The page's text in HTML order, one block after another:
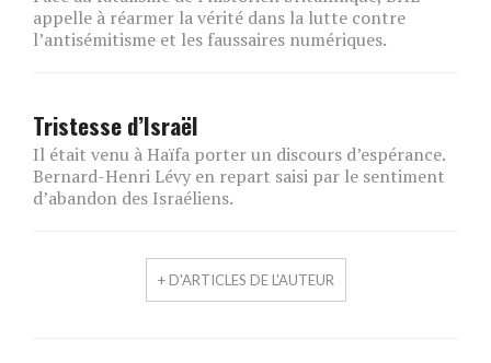
appelle à réarmer la vérité dans la lutte contre
l’antisémitisme et les faussaires numériques.
Tristesse d’Israël
Il était venu à Haïfa porter un discours d’espérance.
Bernard-Henri Lévy en repart saisi par le sentiment
d’abandon des Israéliens.
+ D'ARTICLES DE L'AUTEUR